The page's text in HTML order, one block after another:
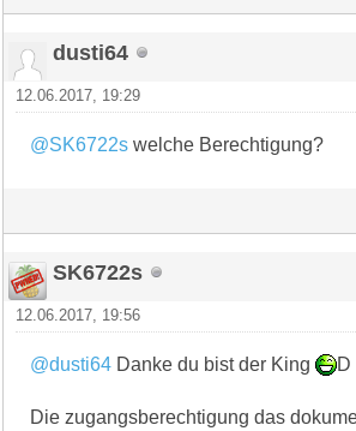
dusti64
12.06.2017, 19:29
@SK6722s welche Berechtigung?
SK6722s
12.06.2017, 19:56
@dusti64 Danke du bist der King D
Die zugangsberechtigung das